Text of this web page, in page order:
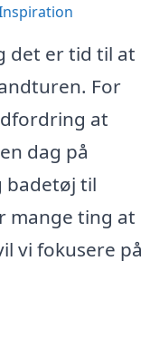
det er tid til at
For
at
dag på
badetøj til
mange ting at
vi fokusere på